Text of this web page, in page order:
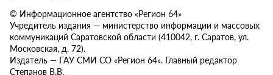
© Информационное агентство «Регион 64»
Учредитель издания — министерство информации и массовых
коммуникаций Саратовской области (410042, г. Саратов, ул.
Московская, д. 72).
Издатель — ГАУ СМИ СО «Регион 64». Главный редактор
Степанов В.В.